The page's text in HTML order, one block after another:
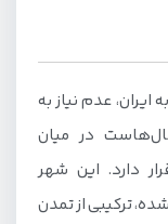
عدم نیاز به
در میان
دارد. این شهر
ترکیبی از تمدن